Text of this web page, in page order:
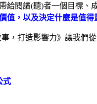
給閱讀(聽)者一個目標
值，以及決定什麼是值得
，打造影響力》讓我
式